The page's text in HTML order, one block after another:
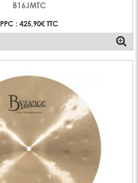
B16JMTC
PPC : 425,90€ TTC